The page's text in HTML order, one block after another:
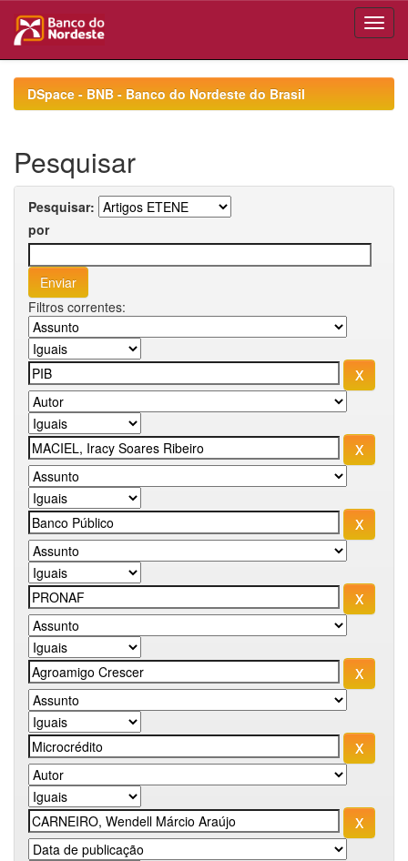
navigationDSpace - BNB - Banco do Nordeste do Brasil
Pesquisar
Pesquisar:
por
Filtros correntes: